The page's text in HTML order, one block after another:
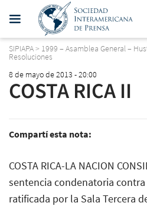
SIPIAPA> 1999 – Asamblea General –
Resoluciones
8 de mayo de 2013 - 20:00
COSTA RICA II
Compartí esta nota:
COSTA RICA-LA NACION
sentencia condenatoria
ratificada por la Sala Tercera